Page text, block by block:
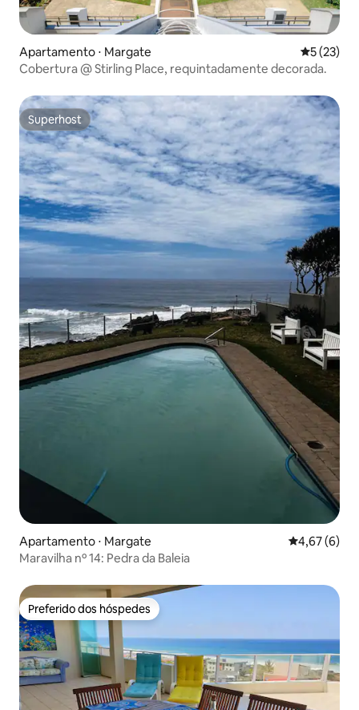
Apartamento ⋅ Margate 5 de uma
5 (23)
Cobertura @ Stirling Place, requintadamente decorada.
Superhost
Superhost
Apartamento ⋅ Margate 4,67 de uma
4,67 (6)
Maravilha nº 14: Pedra da Baleia
Preferido dos hóspedes
Preferido dos hóspedes